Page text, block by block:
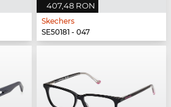
407,48 RON
Skechers
SE50181 - 047